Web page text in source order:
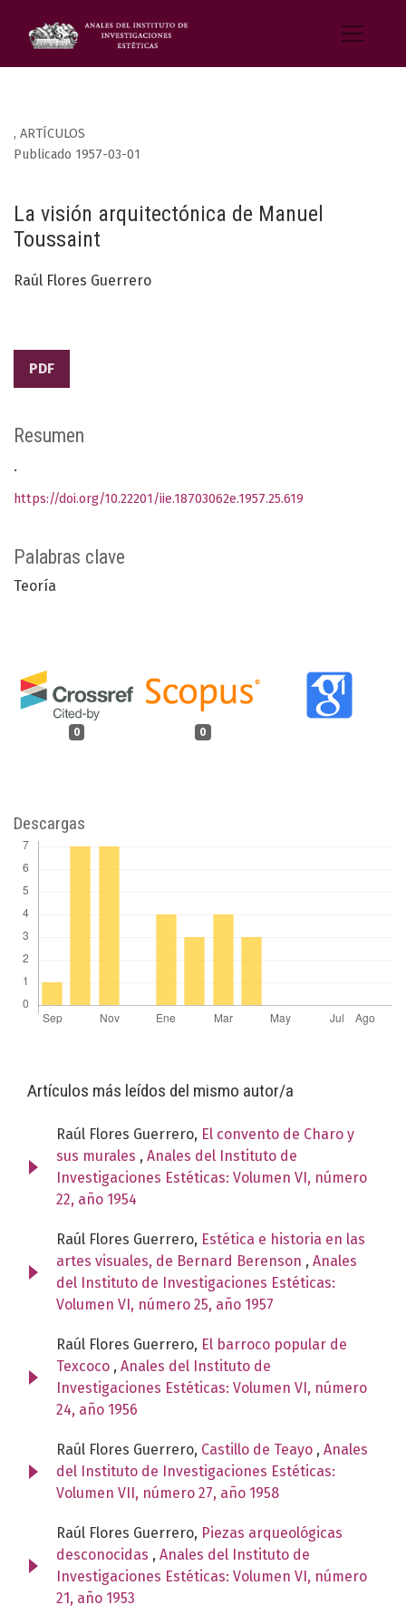
, ARTÍCULOS
La visión arquitectónica de Manuel
Toussaint
Publicado 1957-03-01
Raúl Flores Guerrero
PDF
Palabras clave
Teoría
0 0
Resumen
.
https://doi.org/10.22201/iie.18703062e.1957.25.619
Descargas
Artículos más leídos del mismo autor/a
Raúl Flores Guerrero, El convento de Charo y
sus murales , Anales del Instituto de
Investigaciones Estéticas: Volumen VI, número
22, año 1954
Raúl Flores Guerrero, Estética e historia en las
artes visuales, de Bernard Berenson , Anales
del Instituto de Investigaciones Estéticas:
Volumen VI, número 25, año 1957
Raúl Flores Guerrero, El barroco popular de
Texcoco , Anales del Instituto de
Investigaciones Estéticas: Volumen VI, número
24, año 1956
Raúl Flores Guerrero, Castillo de Teayo , Anales
del Instituto de Investigaciones Estéticas:
Volumen VII, número 27, año 1958
Raúl Flores Guerrero, Piezas arqueológicas
desconocidas , Anales del Instituto de
Investigaciones Estéticas: Volumen VI, número
21, año 1953